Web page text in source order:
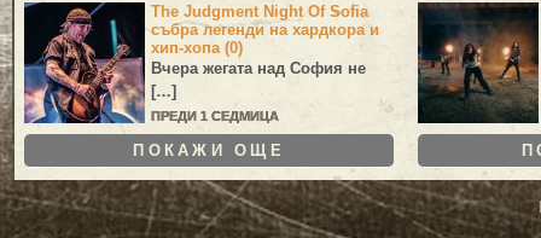
The Judgment Night Of Sofia
събра легенди на хардкора и
хип-хопа (0)
Вчера жегата над София не
[…]
ПРЕДИ 1 СЕДМИЦА
ПОКАЖИ ОЩЕ